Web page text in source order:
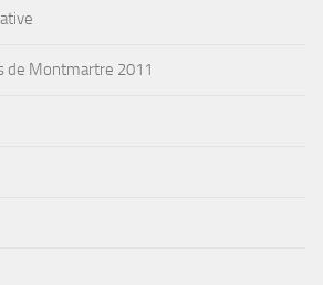
de Montmartre 2011